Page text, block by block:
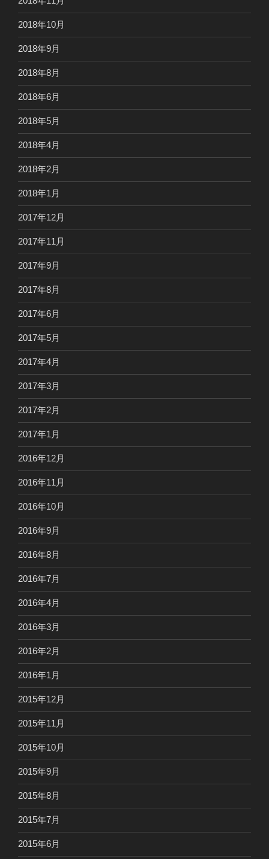
2018年10月
2018年9月
2018年8月
2018年6月
2018年5月
2018年4月
2018年2月
2018年1月
2017年12月
2017年11月
2017年9月
2017年8月
2017年6月
2017年5月
2017年4月
2017年3月
2017年2月
2017年1月
2016年12月
2016年11月
2016年10月
2016年9月
2016年8月
2016年7月
2016年4月
2016年3月
2016年2月
2016年1月
2015年12月
2015年11月
2015年10月
2015年9月
2015年8月
2015年7月
2015年6月